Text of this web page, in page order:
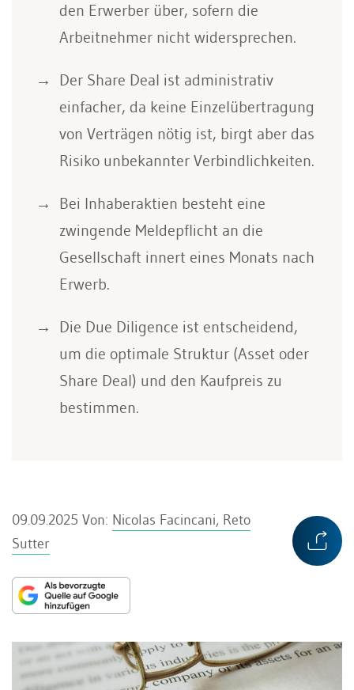
den Erwerber über, sofern die
Arbeitnehmer nicht widersprechen.
Der Share Deal ist administrativ
einfacher, da keine Einzelübertragung
von Verträgen nötig ist, birgt aber das
Risiko unbekannter Verbindlichkeiten.
Bei Inhaberaktien besteht eine
zwingende Meldepflicht an die
Gesellschaft innert eines Monats nach
Erwerb.
Die Due Diligence ist entscheidend,
um die optimale Struktur (Asset oder
Share Deal) und den Kaufpreis zu
bestimmen.
09.09.2025 Von: Nicolas Facincani, Reto
Sutter